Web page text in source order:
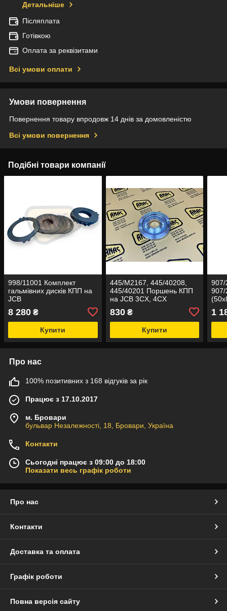
Детальніше
Післяплата
Готівкою
Оплата за реквізитами
Всі умови оплати
Умови повернення
Повернення товару впродовж 14 днів за домовленістю
Всі умови повернення
Подібні товари компанії
998/11001 Комплект
гальмівних дисків КПП на
JCB
8 280 ₴
Купити
445/M2167, 445/40208,
445/40201 Поршень КПП
на JCB 3CX, 4CX
830₴
Купити
1
Про нас
100% позитивних з 168 відгуків за рік
Працює з 17.10.2017
м. Бровари
бульвар Незалежності, 18, Бровари, Україна
Контакти
Сьогодні працює з 09:00 до 18:00
Показати весь графік роботи
Про нас
Контакти
Доставка та оплата
Графік роботи
Повна версія сайту